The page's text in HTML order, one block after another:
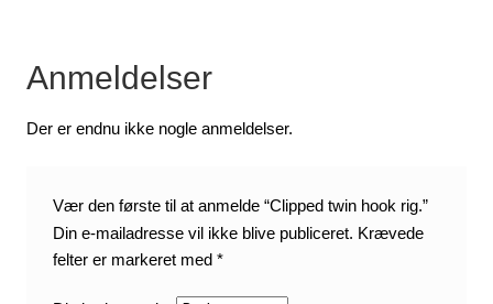
Anmeldelser
Der er endnu ikke nogle anmeldelser.
Vær den første til at anmelde “Clipped twin hook rig.”
Din e-mailadresse vil ikke blive publiceret. Krævede
felter er markeret med*